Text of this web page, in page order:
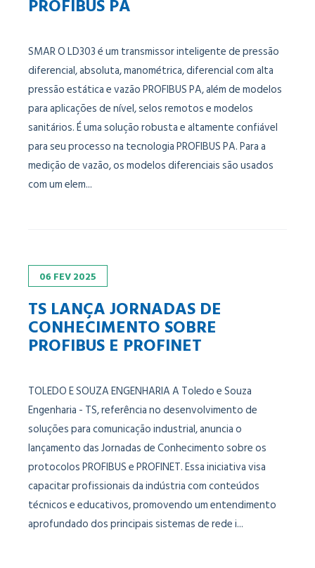
SMAR O LD303 é um transmissor inteligente de pressão
diferencial, absoluta, manométrica, diferencial com alta
pressão estática e vazão PROFIBUS PA, além de modelos
para aplicações de nível, selos remotos e modelos
sanitários. É uma solução robusta e altamente confiável
para seu processo na tecnologia PROFIBUS PA. Para a
medição de vazão, os modelos diferenciais são usados
com um elem...
06 FEV2025
TS LANÇA JORNADAS DE
CONHECIMENTO SOBRE
PROFIBUS E PROFINET
TOLEDO E SOUZA ENGENHARIA A Toledo e Souza
Engenharia - TS, referência no desenvolvimento de
soluções para comunicação industrial, anuncia o
lançamento das Jornadas de Conhecimento sobre os
protocolos PROFIBUS e PROFINET. Essa iniciativa visa
capacitar profissionais da indústria com conteúdos
técnicos e educativos, promovendo um entendimento
aprofundado dos principais sistemas de rede i...